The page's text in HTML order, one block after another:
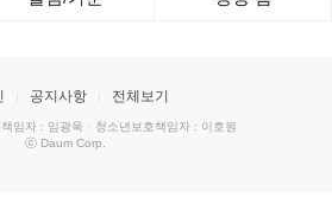
공지사항 전체보기
임자 : 임광욱 · 청소년보호책임자 : 이호원
ⓒ Daum Corp.